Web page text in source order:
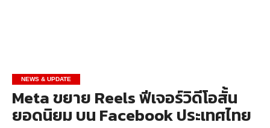
NEWS & UPDATE
Meta ขยาย Reels ฟีเจอร์วิดีโอสั้น
ยอดนิยม บน Facebook ประเทศไทย